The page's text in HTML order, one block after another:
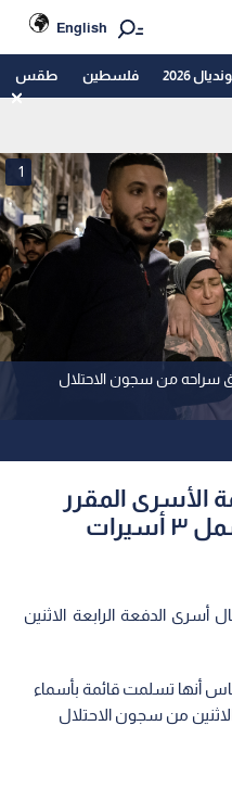
English
2026 فلسطين طقس
سراحه من سجون الاحتلال
1
المقرر
أسرى الدفعة الرابعة الاثنين
أنها تسلمت قائمة بأسماء
الاثنين من سجون الاحتلال